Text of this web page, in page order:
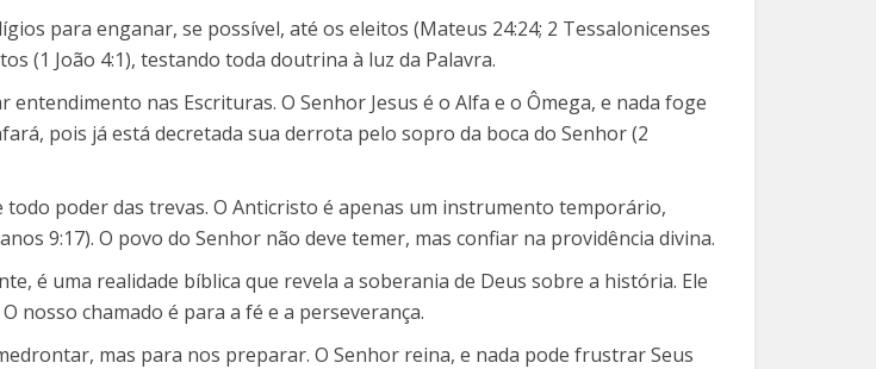
para enganar, se possível, até os eleitos (Mateus 24:24; 2 Tessalonicenses
(1 João 4:1), testando toda doutrina à luz da Palavra.
nas Escrituras. O Senhor Jesus é o Alfa e o Ômega, e nada foge
pois já está decretada sua derrota pelo sopro da boca do Senhor (2
poder das trevas. O Anticristo é apenas um instrumento temporário,
9:17). O povo do Senhor não deve temer, mas confiar na providência divina.
é uma realidade bíblica que revela a soberania de Deus sobre a história. Ele
nosso chamado é para a fé e a perseverança.
mas para nos preparar. O Senhor reina, e nada pode frustrar Seus